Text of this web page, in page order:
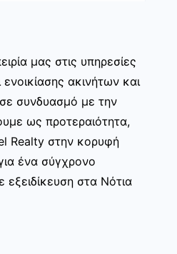
μας στις υπηρεσίες
ακινήτων και
σε συνδυασμό με την
ως προτεραιότητα,
Realty στην κορυφή
ένα σύγχρονο
εξειδίκευση στα Νότια